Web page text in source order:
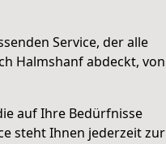
Service, der alle
Halmshanf abdeckt, von
auf Ihre Bedürfnisse
steht Ihnen jederzeit zur